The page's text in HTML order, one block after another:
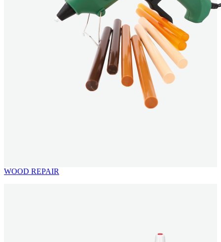
WOOD REPAIR